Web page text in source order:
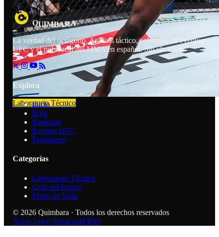
Laboratorio Técnico
QUIMBARA
La verdad del octágono. Análisis táctico, cobertura de eventos
UFC y el pulso real del MMA en español. Sin clickbait.
Explora
Inicio
Blog
Rankings
Eventos UFC
Peleadores
Categorías
Laboratorio Técnico
Guía del Insider
Punto de Vista
© 2026 Quimbara · Todos los derechos reservados
Aviso Legal Privacidad RSS